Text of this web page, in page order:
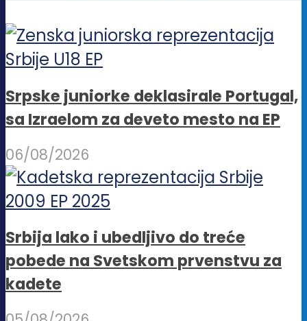
Srpske juniorke deklasirale Portugal,
sa Izraelom za deveto mesto na EP
06/08/2026
Srbija lako i ubedljivo do treće
pobede na Svetskom prvenstvu za
kadete